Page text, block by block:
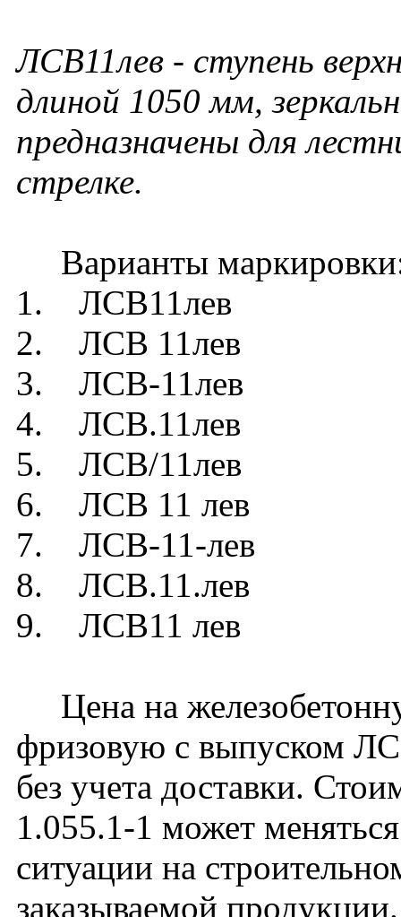
ЛСВ11лев - ступень
длиной 1050 мм,
предназначены для
стрелке.
Варианты
1. ЛСВ11лев
2. ЛСВ 11лев
3. ЛСВ-11лев
4. ЛСВ.11лев
5. ЛСВ/11лев
6. ЛСВ 11 лев
7. ЛСВ-11-лев
8. ЛСВ.11.лев
9. ЛСВ11 лев
Цена на
фризовую с выпуском
без учета доставки.
1.055.1-1 может
ситуации на
заказываемой продукции.